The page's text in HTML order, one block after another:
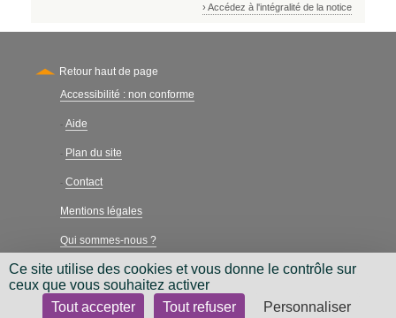
› Accédez à l'intégralité de la notice
Retour haut de page
Secondary
Accessibilité : non conforme
- Aide
- Plan du site
- Contact
Mentions légales
Qui sommes-nous ?
Charte néthique
Ce site utilise des cookies et vous donne le contrôle sur
ceux que vous souhaitez activer
Tout accepter
Tout refuser Personnaliser